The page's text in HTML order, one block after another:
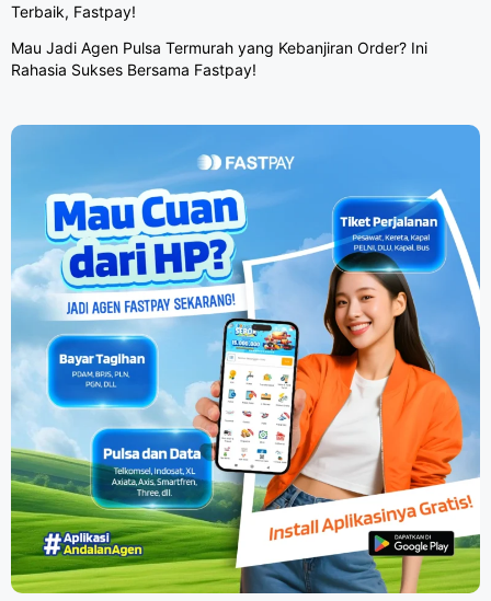
Terbaik, Fastpay!
Mau Jadi Agen Pulsa Termurah yang Kebanjiran Order? Ini
Rahasia Sukses Bersama Fastpay!